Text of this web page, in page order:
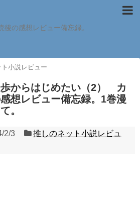
の感想レビュー備忘録。
小説レビュー
からはじめたい（2） カ
想レビュー備忘録。1巻漫
。
2/3
推しのネット小説レビュ